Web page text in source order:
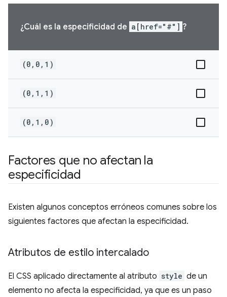
¿Cuál es la especificidad de a[href="#"] ?
(0,0,1)
(0,1,1)
(0,1,0)
Factores que no afectan la
especificidad
Existen algunos conceptos erróneos comunes sobre los
siguientes factores que afectan la especificidad.
Atributos de estilo intercalado
El CSS aplicado directamente al atributo style de un
elemento no afecta la especificidad, ya que es un paso